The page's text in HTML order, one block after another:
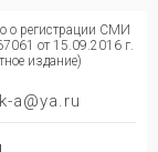
о регистрации СМИ
от 15.09.2016 г.
издание)
a@ya.ru